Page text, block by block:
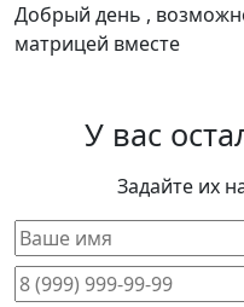
Добрый день ,
матрицей вместе
У вас
Задайте их